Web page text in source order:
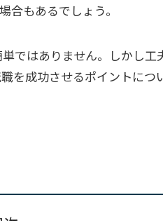
合もあるでしょう。
ではありません。しかし工
成功させるポイントにつ